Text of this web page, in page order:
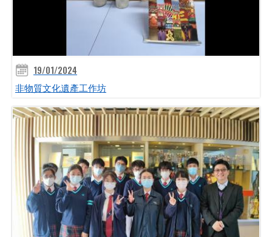
19/01/2024
非物質文化遺產工作坊